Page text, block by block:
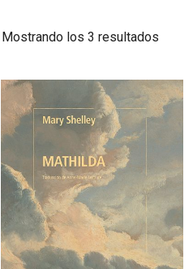
Mostrando los 3 resultados
últimos